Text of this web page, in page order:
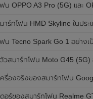
Pro (5G) และ OPPO A3x ในประเทศไทยอย่างเป็นทาง
น HMD Skyline ในประเทศไทยอย่างเป็น
1 อย่างเป็นทางการแล้ว มาพร้อมหน้าจอแสดงผล LCD /
มาร์ทโฟน Moto G45 (5G) อย่างเ
งสมาร์ทโฟน Google Pixel 9a โชว์ดีไซน์ใหม่ กล้อ
ร์ทโฟน Realme GT7 Pro โชว์ให้เห็นดีไซน์ใหม่ พร้อ